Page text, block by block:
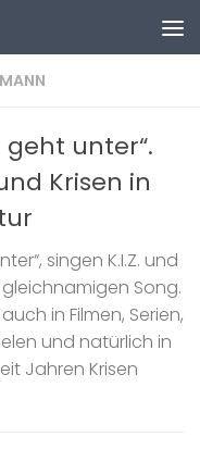
geht unter“.
Krisen in
singen K.I.Z. und
Song.
in Filmen, Serien,
und natürlich in
Jahren Krisen